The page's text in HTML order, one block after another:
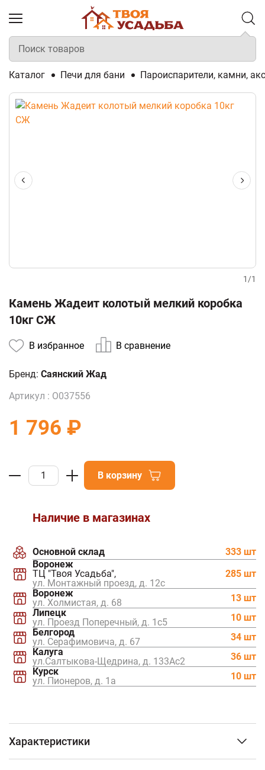
Каталог Печи для бани Пароиспарители, камни,
1/1
Камень Жадеит колотый мелкий коробка
10кг СЖ
В избранное В сравнение
Бренд: Саянский Жад
Артикул : О037556
1 796 ₽
В корзину
Наличие в магазинах
Основной склад
333 шт
Воронеж
ТЦ "Твоя Усадьба",
ул. Монтажный проезд, д. 12c
285 шт
Воронеж
ул. Холмистая, д. 68
13 шт
Липецк
ул. Проезд Поперечный, д. 1с5
10 шт
Белгород
ул. Серафимовича, д. 67
34 шт
Калуга
ул.Салтыкова-Щедрина, д. 133Ас2
36 шт
Курск
ул. Пионеров, д. 1а
10 шт
Характеристики